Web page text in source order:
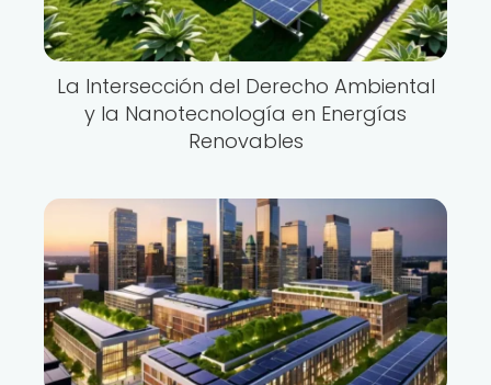
La Intersección del Derecho Ambiental
y la Nanotecnología en Energías
Renovables